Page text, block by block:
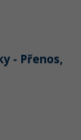
- Přenos,